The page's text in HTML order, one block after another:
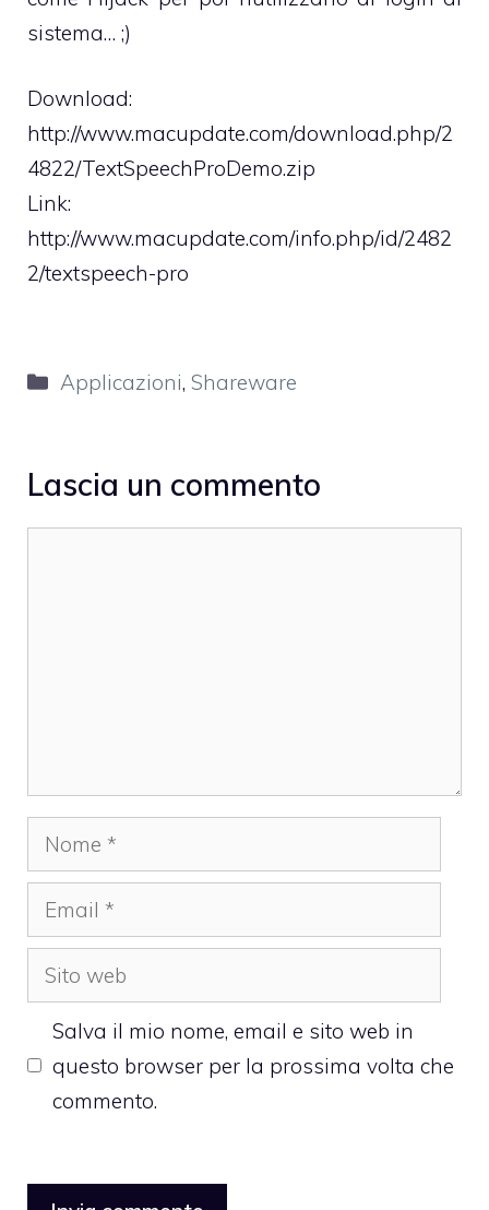
sistema… ;)
Download:
http://www.macupdate.com/download.php/2
4822/TextSpeechProDemo.zip
Link:
http://www.macupdate.com/info.php/id/2482
2/textspeech-pro
Categorie
Applicazioni,Shareware
Lascia un commento
Nome
Email
Sito
web
Salva il mio nome, email e sito web in
questo browser per la prossima volta che
commento.